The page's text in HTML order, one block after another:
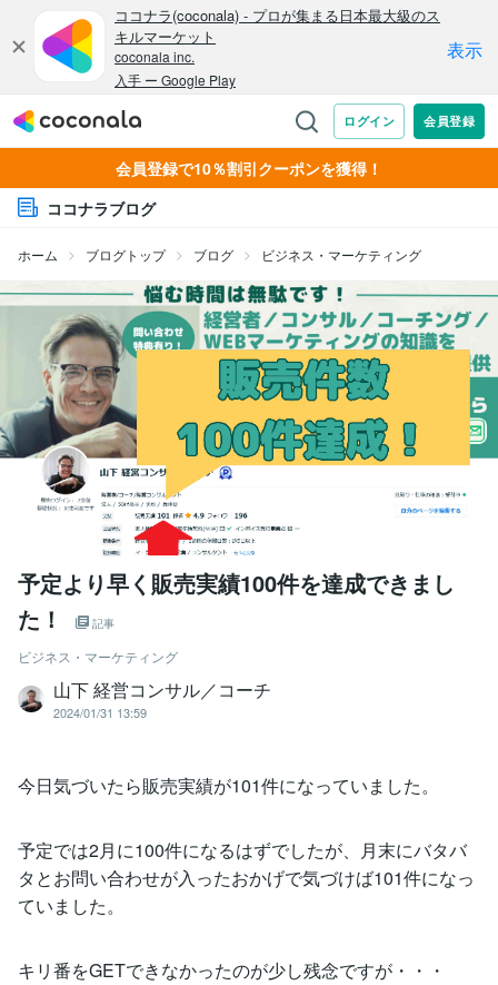
会員登録で10％割引クーポンを獲得！
ココナラブログ
ホーム ブログトップ ブログ ビジネス・マーケティング
予定より早く販売実績100件を達成できまし
た！
記事
ビジネス・マーケティング
山下 経営コンサル／コーチ
2024/01/31 13:59
今日気づいたら販売実績が101件になっていました。
予定では2月に100件になるはずでしたが、月末にバタバ
タとお問い合わせが入ったおかげで気づけば101件になっ
ていました。
キリ番をGETできなかったのが少し残念ですが・・・